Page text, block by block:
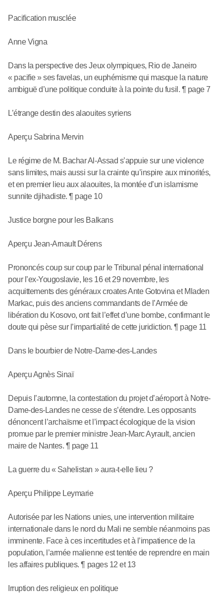
Pacification musclée
Anne Vigna
Dans la perspective des Jeux olympiques, Rio de Janeiro
« pacifie » ses favelas, un euphémisme qui masque la nature
ambiguë d’une politique conduite à la pointe du fusil. ¶ page 7
L’étrange destin des alaouites syriens
Aperçu Sabrina Mervin
Le régime de M. Bachar Al-Assad s’appuie sur une violence
sans limites, mais aussi sur la crainte qu’inspire aux minorités,
et en premier lieu aux alaouites, la montée d’un islamisme
sunnite djihadiste. ¶ page 10
Justice borgne pour les Balkans
Aperçu Jean-Arnault Dérens
Prononcés coup sur coup par le Tribunal pénal international
pour l’ex-Yougoslavie, les 16 et 29 novembre, les
acquittements des généraux croates Ante Gotovina et Mladen
Markac, puis des anciens commandants de l’Armée de
libération du Kosovo, ont fait l’effet d’une bombe, confirmant le
doute qui pèse sur l’impartialité de cette juridiction. ¶ page 11
Dans le bourbier de Notre-Dame-des-Landes
Aperçu Agnès Sinaï
Depuis l’automne, la contestation du projet d’aéroport à Notre-
Dame-des-Landes ne cesse de s’étendre. Les opposants
dénoncent l’archaïsme et l’impact écologique de la vision
promue par le premier ministre Jean-Marc Ayrault, ancien
maire de Nantes. ¶ page 11
La guerre du « Sahelistan » aura-t-elle lieu ?
Aperçu Philippe Leymarie
Autorisée par les Nations unies, une intervention militaire
internationale dans le nord du Mali ne semble néanmoins pas
imminente. Face à ces incertitudes et à l’impatience de la
population, l’armée malienne est tentée de reprendre en main
les affaires publiques. ¶ pages 12 et 13
Irruption des religieux en politique